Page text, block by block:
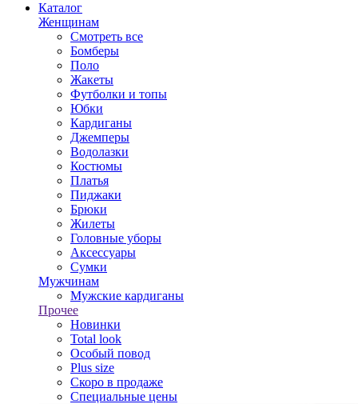
Каталог
Женщинам
Смотреть все
Бомберы
Поло
Жакеты
Футболки и топы
Юбки
Кардиганы
Джемперы
Водолазки
Костюмы
Платья
Пиджаки
Брюки
Жилеты
Головные уборы
Аксессуары
Сумки
Мужчинам
Мужские кардиганы
Прочее
Новинки
Total look
Особый повод
Plus size
Скоро в продаже
Специальные цены